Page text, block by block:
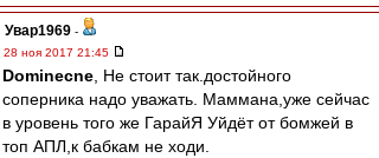
Увар1969 -
28 ноя 2017 21:45
Dominecne , Не стоит так.достойного
соперника надо уважать. Маммана,уже сейчас
в уровень того же ГарайЯ Уйдёт от бомжей в
топ АПЛ,к бабкам не ходи.